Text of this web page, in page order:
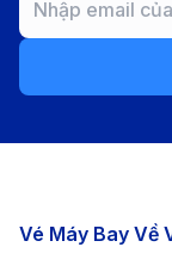
Là một trong
Cách di
tâm thành phố
25 – 30
Các chặng bay
Vé Máy Bay Về